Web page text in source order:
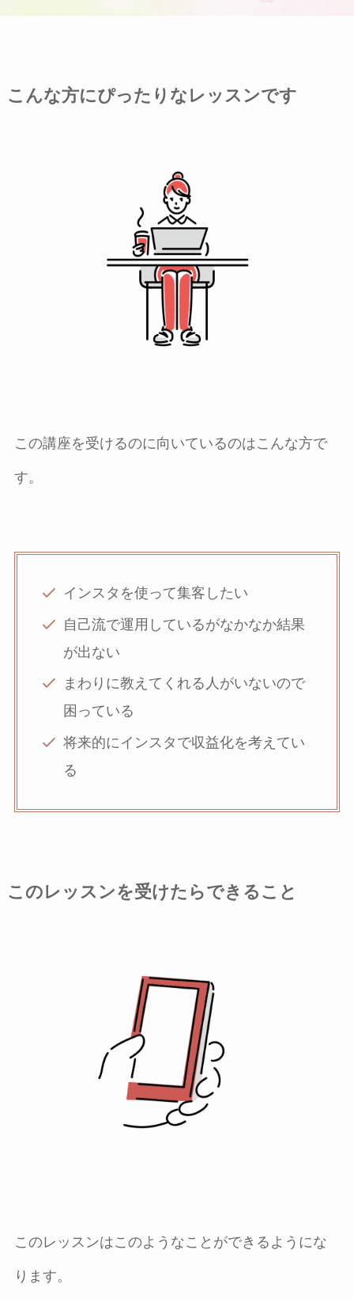
こんな方にぴったりなレッスンです
この講座を受けるのに向いているのはこんな方で
す。
インスタを使って集客したい
自己流で運用しているがなかなか結果
が出ない
まわりに教えてくれる人がいないので
困っている
将来的にインスタで収益化を考えてい
る
このレッスンを受けたらできること
このレッスンはこのようなことができるようにな
ります。